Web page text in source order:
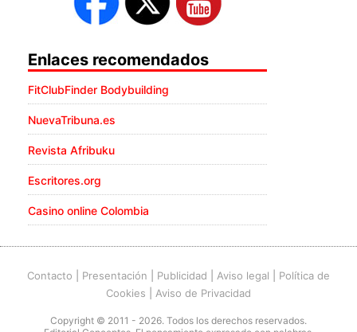
Enlaces recomendados
FitClubFinder Bodybuilding
NuevaTribuna.es
Revista Afribuku
Escritores.org
Casino online Colombia
Contacto Presentación Publicidad Aviso legal
Política de
Cookies
Aviso de Privacidad
Copyright © 2011 - 2026. Todos los derechos reservados.